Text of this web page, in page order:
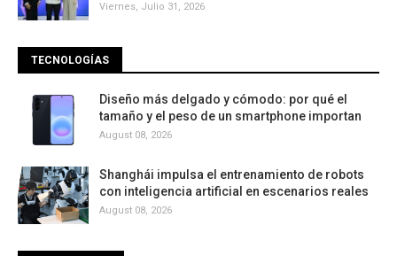
Viernes, Julio 31, 2026
TECNOLOGÍAS
Diseño más delgado y cómodo: por qué el
tamaño y el peso de un smartphone importan
August 08, 2026
Shanghái impulsa el entrenamiento de robots
con inteligencia artificial en escenarios reales
August 08, 2026